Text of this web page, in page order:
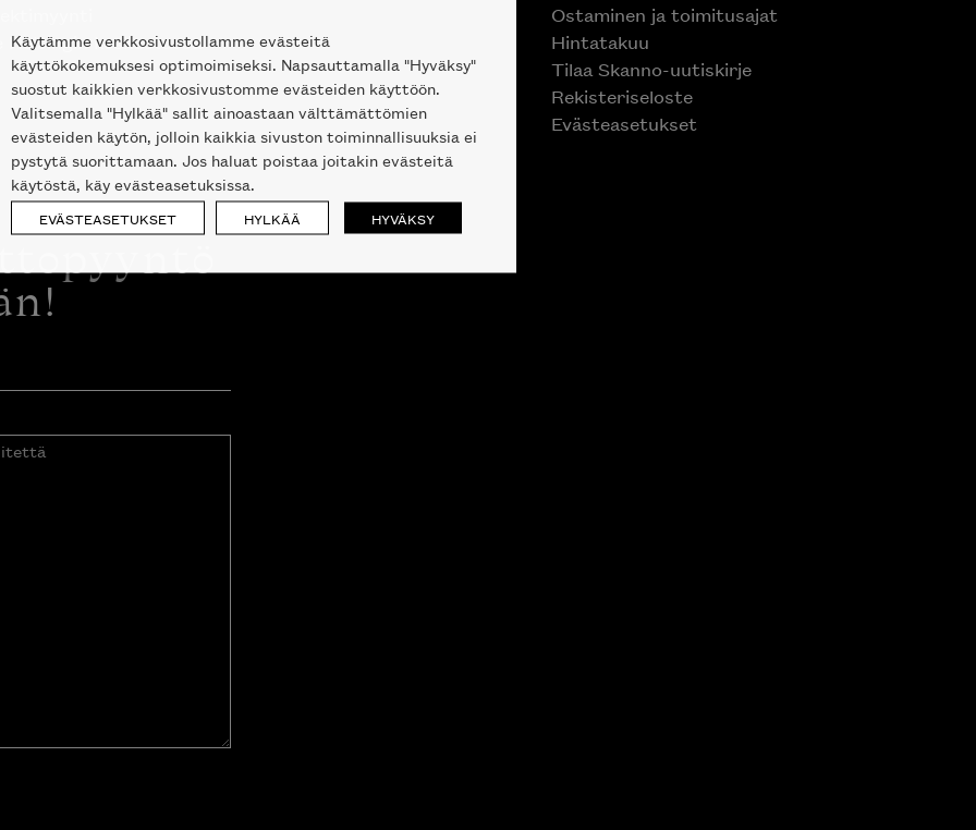
Helsingin keskustassa
Ostaminen ja toimitusajat
Hintatakuu
Tilaa Skanno-uutiskirje
Rekisteriseloste
Evästeasetukset
Käytämme verkkosivustollamme evästeitä
käyttökokemuksesi optimoimiseksi. Napsauttamalla "Hyväksy"
suostut kaikkien verkkosivustomme evästeiden käyttöön.
Valitsemalla "Hylkää" sallit ainoastaan välttämättömien
evästeiden käytön, jolloin kaikkia sivuston toiminnallisuuksia ei
pystytä suorittamaan. Jos haluat poistaa joitakin evästeitä
käytöstä, käy evästeasetuksissa.
EVÄSTEASETUKSET HYLKÄÄ HYVÄKSY